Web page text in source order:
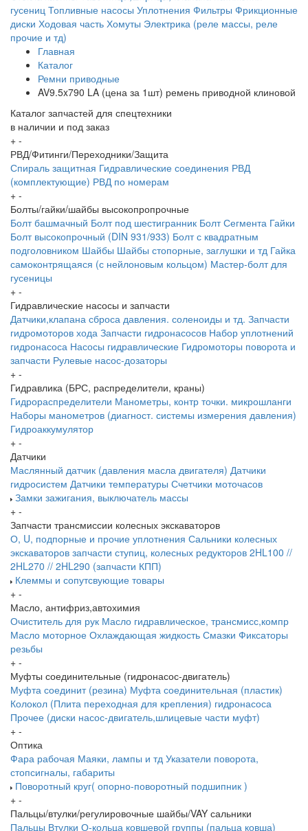
гусениц Топливные насосы Уплотнения Фильтры Фрикционные
диски Ходовая часть Хомуты Электрика (реле массы, реле
прочие и тд)
Главная
Каталог
Ремни приводные
AV9.5x790 LA (цена за 1шт) ремень приводной клиновой
Каталог запчастей для спецтехники
в наличии и под заказ
+ -
РВД/Фитинги/Переходники/Защита
Спираль защитная Гидравлические соединения РВД
(комплектующие) РВД по номерам
+ -
Болты/гайки/шайбы высокопропрочные
Болт башмачный Болт под шестигранник Болт Сегмента Гайки
Болт высокопрочный (DIN 931/933) Болт с квадратным
подголовником Шайбы Шайбы стопорные, заглушки и тд Гайка
самоконтрящаяся (с нейлоновым кольцом) Мастер-болт для
гусеницы
+ -
Гидравлические насосы и запчасти
Датчики,клапана сброса давления. соленоиды и тд. Запчасти
гидромоторов хода Запчасти гидронасосов Набор уплотнений
гидронасоса Насосы гидравлические Гидромоторы поворота и
запчасти Рулевые насос-дозаторы
+ -
Гидравлика (БРС, распределители, краны)
Гидрораспределители Манометры, контр точки. микрошланги
Наборы манометров (диагност. системы измерения давления)
Гидроаккумулятор
+ -
Датчики
Маслянный датчик (давления масла двигателя) Датчики
гидросистем Датчики температуры Счетчики моточасов
Замки зажигания, выключатель массы
+ -
Запчасти трансмиссии колесных экскаваторов
О, U, подпорные и прочие уплотнения Сальники колесных
экскаваторов запчасти ступиц, колесных редукторов 2HL100 //
2HL270 // 2HL290 (запчасти КПП)
Клеммы и сопутсвующие товары
+ -
Масло, антифриз,автохимия
Очиститель для рук Масло гидравлическое, трансмисс,компр
Масло моторное Охлаждающая жидкость Смазки Фиксаторы
резьбы
+ -
Муфты соединительные (гидронасос-двигатель)
Муфта соединит (резина) Муфта соединительная (пластик)
Колокол (Плита переходная для крепления) гидронасоса
Прочее (диски насос-двигатель,шлицевые части муфт)
+ -
Оптика
Фара рабочая Маяки, лампы и тд Указатели поворота,
стопсигналы, габариты
Поворотный круг( опорно-поворотный подшипник )
+ -
Пальцы/втулки/регулировочные шайбы/VAY сальники
Пальцы Втулки О-кольца ковшевой группы (пальца ковша)